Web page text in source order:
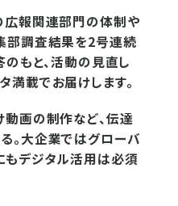
広報関連部門の体制や
部調査結果を2号連続
もと、活動の見直し
載でお届けします。
動画の制作など、伝達
。大企業ではグローバ
もデジタル活用は必須